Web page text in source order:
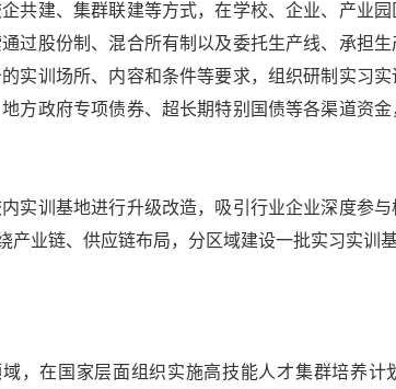
建、集群联建等方式，在学校、企业、产业园
过股份制、混合所有制以及委托生产线、承担
实训场所、内容和条件等要求，组织研制实习
方政府专项债券、超长期特别国债等各渠道资
训基地进行升级改造，吸引行业企业深度参与
业链、供应链布局，分区域建设一批实习实训基
在国家层面组织实施高技能人才集群培养计